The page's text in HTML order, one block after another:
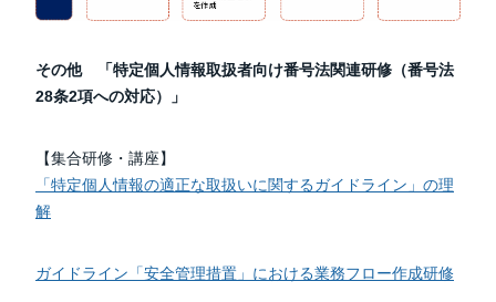
その他 「特定個人情報取扱者向け番号法関連研修（番号法
28条2項への対応）」
【集合研修・講座】
「特定個人情報の適正な取扱いに関するガイドライン」の理
解
ガイドライン「安全管理措置」における業務フロー作成研修